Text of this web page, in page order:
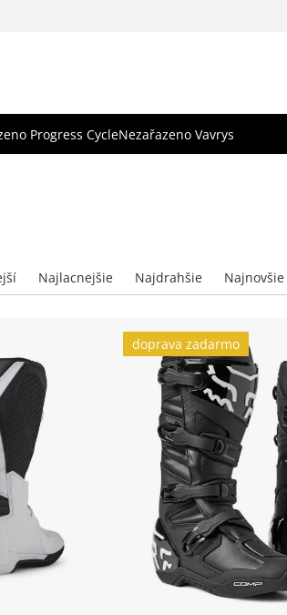
Progress CycleNezařazeno Vavrys
doprava zadarmo